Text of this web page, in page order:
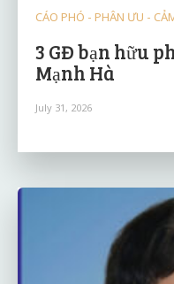
CÁO PHÓ - PHÂN ƯU -
3 GĐ bạn hữu
Mạnh Hà
July 31, 2026